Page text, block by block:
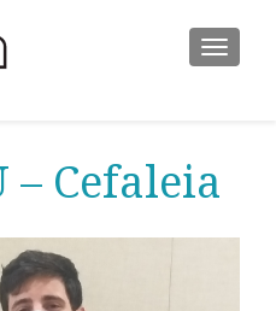
– Cefaleia